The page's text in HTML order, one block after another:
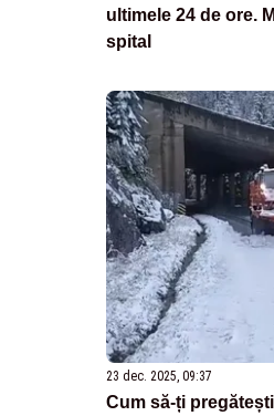
ultimele 24 de ore.
spital
23 dec. 2025, 09:37
Cum să-ți